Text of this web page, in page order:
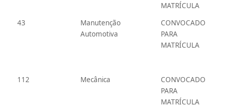
MATRÍCULA
43
Manutenção
Automotiva
CONVOCADO
PARA
MATRÍCULA
112 Mecânica
CONVOCADO
PARA
MATRÍCULA